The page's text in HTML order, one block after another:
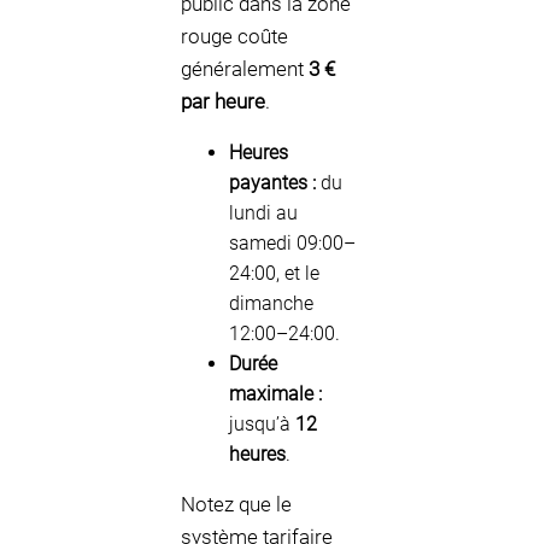
rouge coûte
généralement 3 €
par heure.
Heures
payantes : du
lundi au
samedi 09:00–
24:00, et le
dimanche
12:00–24:00.
Durée
maximale :
jusqu’à 12
heures.
Notez que le
système tarifaire